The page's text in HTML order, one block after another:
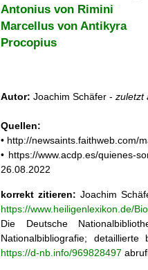
Antonius von Rimini
Marcellus von Antikyra
Procopius
Autor: Joachim Schäfer - zuletzt
Quellen:
• http://newsaints.faithweb.com/
• https://www.acdp.es/quienes-
26.08.2022
korrekt zitieren: Joachim
https://www.heiligenlexikon.de/
Die Deutsche
Nationalbibliografie;
https://d-nb.info/969828497